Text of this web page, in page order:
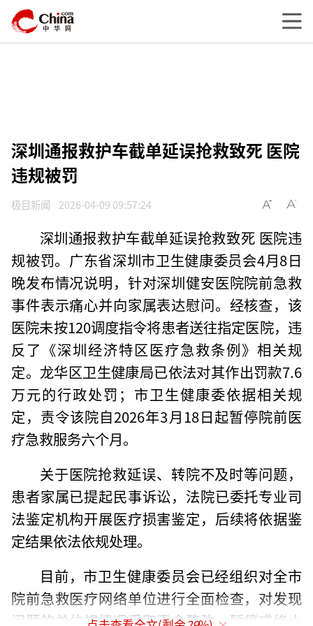
深圳通报救护车截单延误抢救致死 医院
违规被罚
极目新闻 2026-04-09 09:57:24
深圳通报救护车截单延误抢救致死 医院违
规被罚。广东省深圳市卫生健康委员会4月8日
晚发布情况说明，针对深圳健安医院院前急救
事件表示痛心并向家属表达慰问。经核查，该
医院未按120调度指令将患者送往指定医院，违
反了《深圳经济特区医疗急救条例》相关规
定。龙华区卫生健康局已依法对其作出罚款7.6
万元的行政处罚；市卫生健康委依据相关规
定，责令该院自2026年3月18日起暂停院前医
疗急救服务六个月。
关于医院抢救延误、转院不及时等问题，
患者家属已提起民事诉讼，法院已委托专业司
法鉴定机构开展医疗损害鉴定，后续将依据鉴
定结果依法依规处理。
目前，市卫生健康委员会已经组织对全市
院前急救医疗网络单位进行全面检查，对发现
问题的单位视情况采取责令整改、暂停或终止